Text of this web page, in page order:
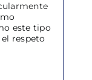
este tipo
respeto